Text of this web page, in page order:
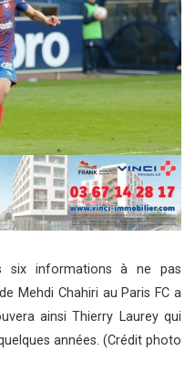
six informations à ne pas
Mehdi Chahiri au Paris FC a
ainsi Thierry Laurey qui
années. (Crédit photo